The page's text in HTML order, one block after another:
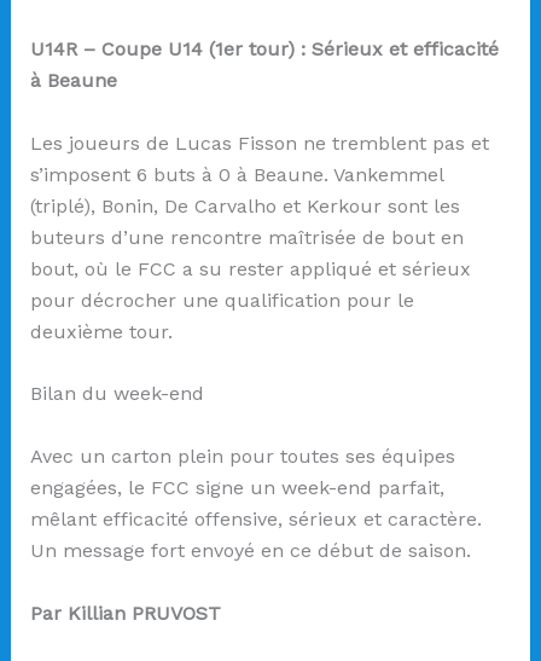
U14R – Coupe U14 (1er tour) : Sérieux et efficacité
à Beaune
Les joueurs de Lucas Fisson ne tremblent pas et
s’imposent 6 buts à 0 à Beaune. Vankemmel
(triplé), Bonin, De Carvalho et Kerkour sont les
buteurs d’une rencontre maîtrisée de bout en
bout, où le FCC a su rester appliqué et sérieux
pour décrocher une qualification pour le
deuxième tour.
Bilan du week-end
Avec un carton plein pour toutes ses équipes
engagées, le FCC signe un week-end parfait,
mêlant efficacité offensive, sérieux et caractère.
Un message fort envoyé en ce début de saison.
Par Killian PRUVOST